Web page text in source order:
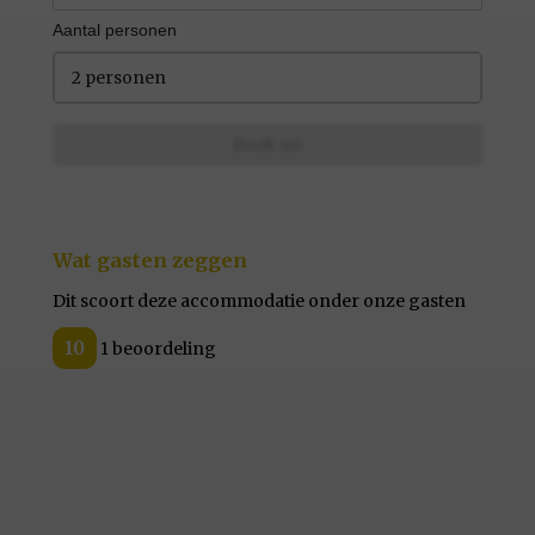
Aantal personen
2 personen
Wat gasten zeggen
Dit scoort deze accommodatie onder onze gasten
10 1 beoordeling